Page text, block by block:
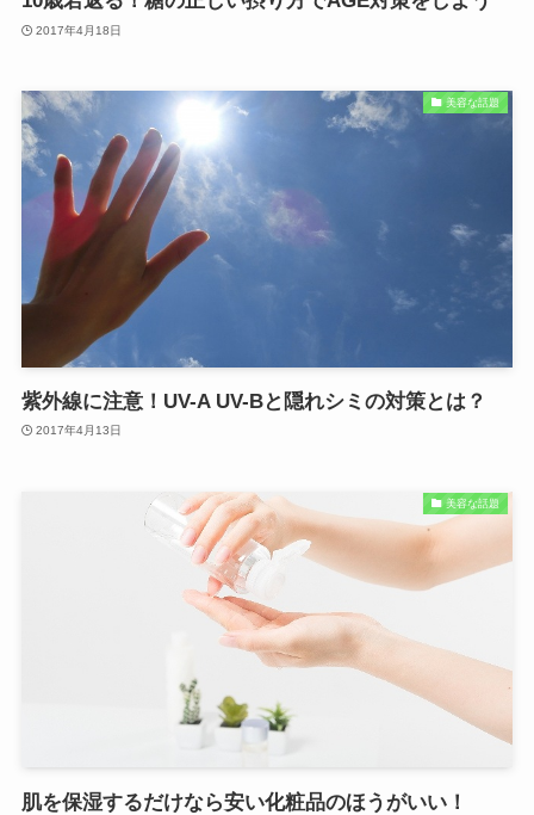
2017年4月18日
美容な話題
紫外線に注意！UV-A UV-Bと隠れシミの対策とは？
2017年4月13日
美容な話題
肌を保湿するだけなら安い化粧品のほうがいい！